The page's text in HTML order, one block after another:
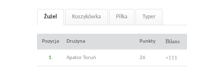
Żużel Koszykówka Piłka Typer
Pozycja Drużyna Punkty Bilans
1. Apator Toruń 26 +111